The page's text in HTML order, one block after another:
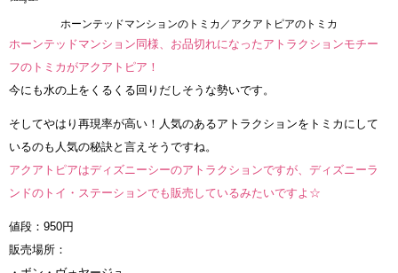
ホーンテッドマンションのトミカ／アクアトピアのトミカ
ホーンテッドマンション同様、お品切れになったアトラクションモチー
フのトミカがアクアトピア！
今にも水の上をくるくる回りだしそうな勢いです。
そしてやはり再現率が高い！人気のあるアトラクションをトミカにして
いるのも人気の秘訣と言えそうですね。
アクアトピアはディズニーシーのアトラクションですが、ディズニーラ
ンドのトイ・ステーションでも販売しているみたいですよ☆
値段：950円
販売場所：